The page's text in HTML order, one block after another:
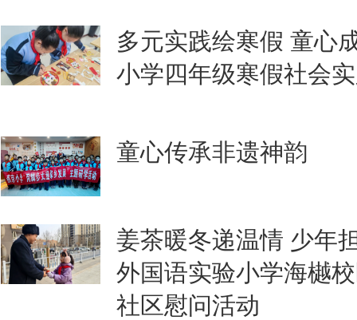
多元实践绘寒假 童
小学四年级寒假社会
童心传承非遗神韵
姜茶暖冬递温情 少
外国语实验小学海樾
社区慰问活动